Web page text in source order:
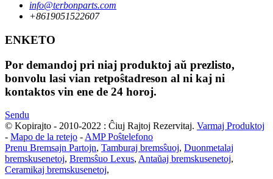
info@terbonparts.com
+8619051522607
ENKETO
Por demandoj pri niaj produktoj aŭ prezlisto,
bonvolu lasi vian retpoŝtadreson al ni kaj ni
kontaktos vin ene de 24 horoj.
Sendu
© Kopirajto - 2010-2022 : Ĉiuj Rajtoj Rezervitaj. Varmaj Produktoj
- Mapo de la retejo - AMP Poŝtelefono
Prenu Bremsajn Partojn, Tamburaj bremsŝuoj, Duonmetalaj
bremskusenetoj, Bremsŝuo Lexus, Antaŭaj bremskusenetoj,
Ceramikaj bremskusenetoj,